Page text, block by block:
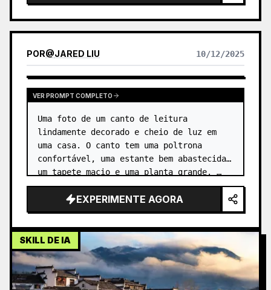
POR@JARED LIU 10/12/2025
VER PROMPT COMPLETO
Uma foto de um canto de leitura
lindamente decorado e cheio de luz em
uma casa. O canto tem uma poltrona
confortável, uma estante bem abastecida,
um tapete macio e uma planta grande. …
EXPERIMENTE AGORA
SKILL DE IA